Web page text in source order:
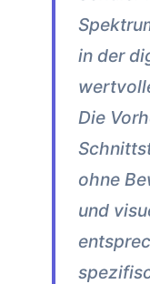
in der
Die
ohne
und